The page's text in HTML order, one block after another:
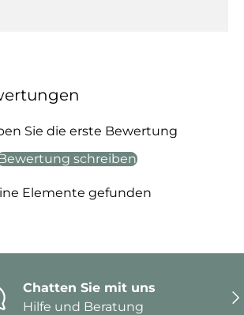
Sie die erste Bewertung
schreiben
Elemente gefunden
Chatten Sie mit uns
Hilfe und Beratung